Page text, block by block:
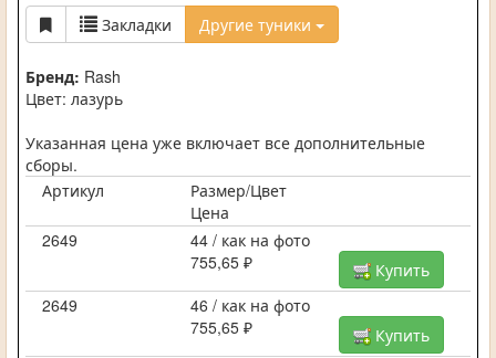
Закладки Другие туники
Бренд: Rash
Цвет: лазурь
Указанная цена уже включает все дополнительные
сборы.
Артикул
Размер/Цвет
Цена
2649
44 / как на фото
755,65 ₽
Купить
2649
46 / как на фото
755,65 ₽
Купить